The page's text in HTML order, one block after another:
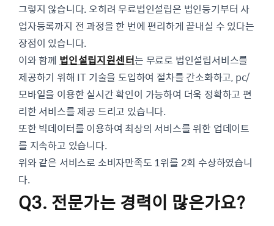
그렇지 않습니다. 오히려 무료법인설립은 법인등기부터 사
업자등록까지 전 과정을 한 번에 편리하게 끝내실 수 있다는
장점이 있습니다.
이와 함께 법인설립지원센터는 무료로 법인설립서비스를
제공하기 위해 IT 기술을 도입하여 절차를 간소화하고, pc/
모바일을 이용한 실시간 확인이 가능하여 더욱 정확하고 편
리한 서비스를 제공 드리고 있습니다.
또한 빅데이터를 이용하여 최상의 서비스를 위한 업데이트
를 지속하고 있습니다.
위와 같은 서비스로 소비자만족도 1위를 2회 수상하였습니
다.
Q3. 전문가는 경력이 많은가요?